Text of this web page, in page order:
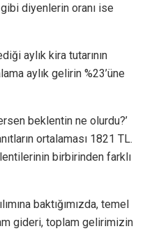
diyenlerin oranı ise
aylık kira tutarının
aylık gelirin %23’üne
beklentin ne olurdu?’
ortalaması 1821 TL.
birbirinden farklı
baktığımızda, temel
gideri, toplam gelirimizin